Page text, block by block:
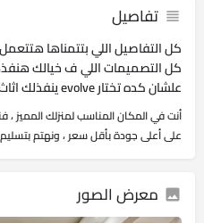
تفاصيل
كل التفاصيل اللي بتتمناها هتتعمل
كل التصميمات اللي ف خيالك
علشان كده تختار evolve ينفذلك اثاث بيتك وانت مغمض
أنت في المكان المناسب لمنزلك
على أعلى جودة بأقل سعر ، ونهتم بتسليم
معرض الصور